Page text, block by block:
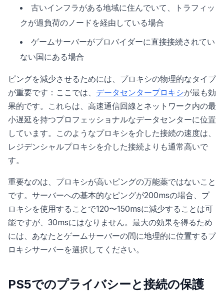
古いインフラがある地域に住んでいて、トラフィッ
クが過負荷のノードを経由している場合
ゲームサーバーがプロバイダーに直接接続されてい
ない国にある場合
ピングを減少させるためには、プロキシの物理的なタイプ
が重要です：ここでは、 データセンタープロキシが最も効
果的です。これらは、高速通信回線とネットワーク内の最
小遅延を持つプロフェッショナルなデータセンターに位置
しています。このようなプロキシを介した接続の速度は、
レジデンシャルプロキシを介した接続よりも通常高いで
す。
重要なのは、プロキシが高いピングの万能薬ではないこと
です。サーバーへの基本的なピングが200msの場合、プ
ロキシを使用することで120〜150msに減少することは可
能ですが、30msにはなりません。最大の効果を得るため
には、あなたとゲームサーバーの間に地理的に位置するプ
ロキシサーバーを選択してください。
PS5でのプライバシーと接続の保護